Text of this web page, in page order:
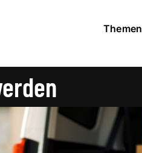
Themen